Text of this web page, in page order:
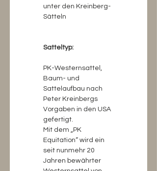
unter den Kreinberg-
Sätteln
Satteltyp:
PK-Westernsattel,
Baum- und
Sattelaufbau nach
Peter Kreinbergs
Vorgaben in den USA
gefertigt.
Mit dem „PK
Equitation“ wird ein
seit nunmehr 20
Jahren bewährter